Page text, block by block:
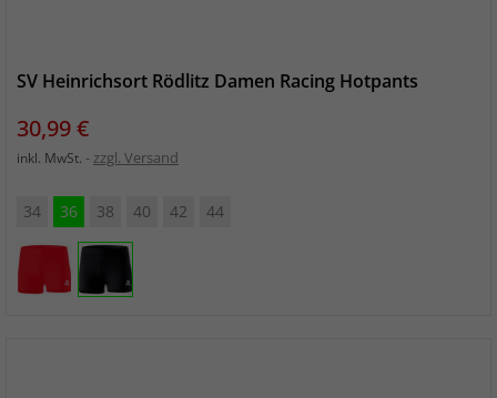
SV Heinrichsort Rödlitz Damen Racing Hotpants
Preis
30,99 €
inkl. MwSt. zzgl. Versand
34 36 38 40 42 44